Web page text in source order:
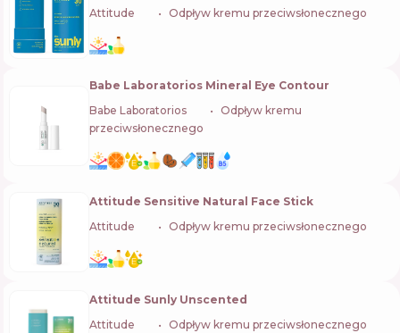
Attitude
Odpływ kremu przeciwsłonecznego
Babe Laboratorios Mineral Eye Contour
Babe Laboratorios
Odpływ kremu
przeciwsłonecznego
Attitude Sensitive Natural Face Stick
Attitude
Odpływ kremu przeciwsłonecznego
Attitude Sunly Unscented
Attitude
Odpływ kremu przeciwsłonecznego